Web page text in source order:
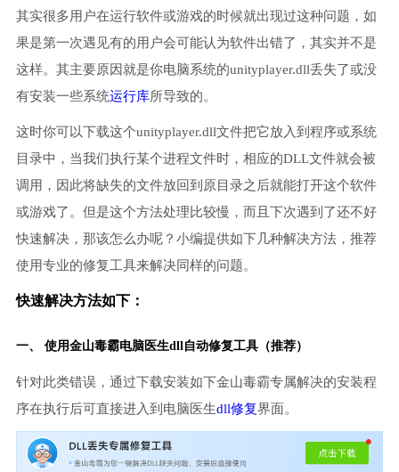
其实很多用户在运行软件或游戏的时候就出现过这种问题，如
果是第一次遇见有的用户会可能认为软件出错了，其实并不是
这样。其主要原因就是你电脑系统的unityplayer.dll丢失了或没
有安装一些系统运行库所导致的。
这时你可以下载这个unityplayer.dll文件把它放入到程序或系统
目录中，当我们执行某个进程文件时，相应的DLL文件就会被
调用，因此将缺失的文件放回到原目录之后就能打开这个软件
或游戏了。但是这个方法处理比较慢，而且下次遇到了还不好
快速解决，那该怎么办呢？小编提供如下几种解决方法，推荐
使用专业的修复工具来解决同样的问题。
快速解决方法如下：
一、 使用金山毒霸电脑医生dll自动修复工具（推荐）
针对此类错误，通过下载安装如下金山毒霸专属解决的安装程
序在执行后可直接进入到电脑医生dll修复界面。